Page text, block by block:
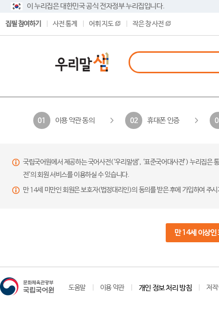
이 누리집은 대한민국 공식 전자정부 누리집입니다.
집필 참여하기 사전 통계 어휘 지도 작은 창 사전
01 이용 약관 동의 02 휴대폰 인증
국립국어원에서 제공하는 국어사전(‘우리말샘’, ‘표준국어대사전’) 누리집
전’의 회원 서비스를 이용하실 수 있습니다.
만 14세 미만인 회원은 보호자(법정대리인)의 동의를 받은 후에 가입하여 주
만 14세 이상인
도움말 이용 약관 개인 정보 처리 방침 저